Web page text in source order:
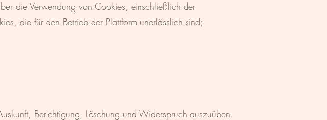
die Verwendung von Cookies, einschließlich der
die für den Betrieb der Plattform unerlässlich sind;
Berichtigung, Löschung und Widerspruch auszuüben.